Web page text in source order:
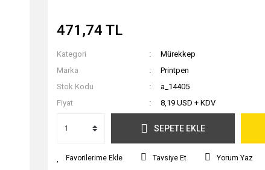
471,74 TL
Kategori
Mürekkep
Marka
Printpen
Stok Kodu
a_14405
Fiyat
8,19 USD + KDV
SEPETE EKLE
Tavsiye Et Yorum Yaz